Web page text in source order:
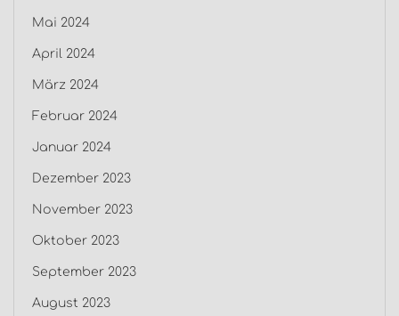
Mai 2024
April 2024
März 2024
Februar 2024
Januar 2024
Dezember 2023
November 2023
Oktober 2023
September 2023
August 2023